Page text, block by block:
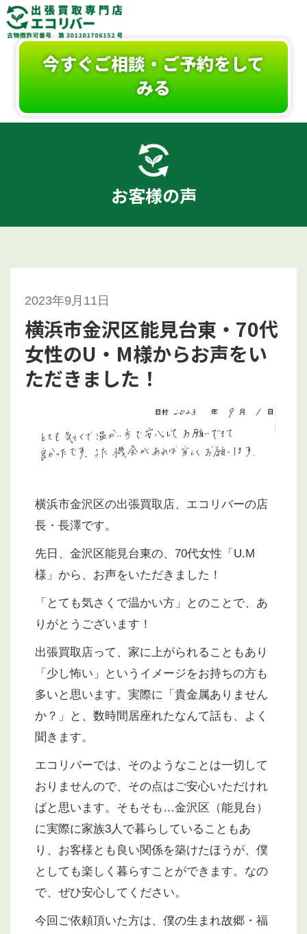
今すぐご相談・ご予約をして
みる
お客様の声
2023年9月11日
横浜市金沢区能見台東・70代
女性のU・M様からお声をい
ただきました！
横浜市金沢区の出張買取店、エコリバーの店
長・長澤です。
先日、金沢区能見台東の、70代女性「U.M
様」から、お声をいただきました！
「とても気さくで温かい方」とのことで、あ
りがとうございます！
出張買取店って、家に上がられることもあり
「少し怖い」というイメージをお持ちの方も
多いと思います。実際に「貴金属ありません
か？」と、数時間居座れたなんて話も、よく
聞きます。
エコリバーでは、そのようなことは一切して
おりませんので、その点はご安心いただけれ
ばと思います。そもそも…金沢区（能見台）
に実際に家族3人で暮らしていることもあ
り、お客様とも良い関係を築けたほうが、僕
としても楽しく暮らすことができます。なの
で、ぜひ安心してください。
今回ご依頼頂いた方は、僕の生まれ故郷・福